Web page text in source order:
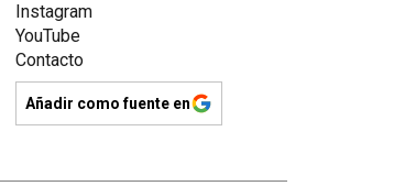
Instagram
YouTube
Contacto
Añadir como fuente en